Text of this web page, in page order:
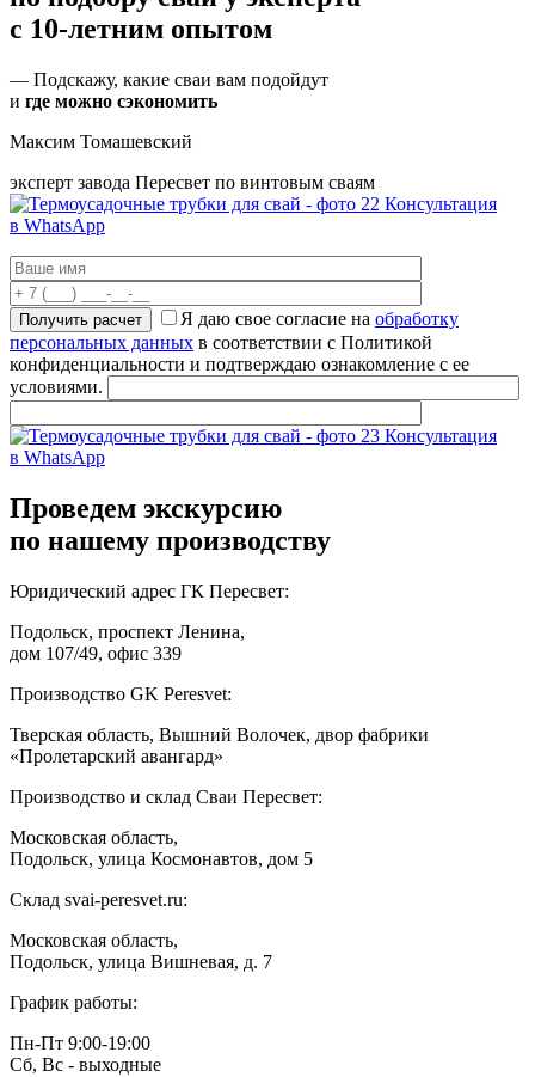
с 10-летним опытом
— Подскажу, какие сваи вам подойдут
и где можно сэкономить
Максим Томашевский
эксперт завода Пересвет по винтовым сваям
Консультация
в WhatsApp
Я даю свое согласие на обработку
персональных данных в соответствии с Политикой
конфиденциальности и подтверждаю ознакомление с ее
условиями.
Консультация
в WhatsApp
Проведем экскурсию
по нашему производству
Юридический адрес ГК Пересвет:
Подольск, проспект Ленина,
дом 107/49, офис 339
Производство GK Peresvet:
Тверская область, Вышний Волочек, двор фабрики
«Пролетарский авангард»
Производство и склад Сваи Пересвет:
Московская область,
Подольск, улица Космонавтов, дом 5
Склад svai-peresvet.ru:
Московская область,
Подольск, улица Вишневая, д. 7
График работы:
Пн-Пт 9:00-19:00
Сб, Вс - выходные